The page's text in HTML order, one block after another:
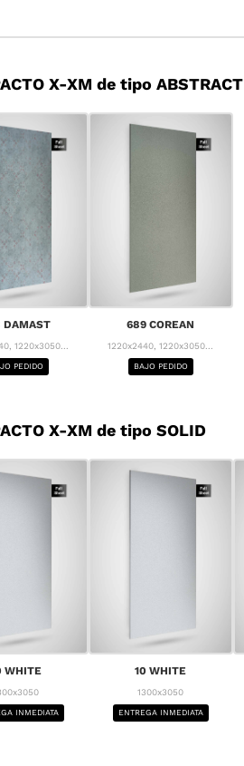
X-XM de tipo ABSTRACT
DAMAST
1220x3050...
PEDIDO
689 COREAN
1220x2440, 1220x3050...
BAJO PEDIDO
X-XM de tipo SOLID
WHITE
INMEDIATA
10 WHITE
1300x3050
ENTREGA INMEDIATA